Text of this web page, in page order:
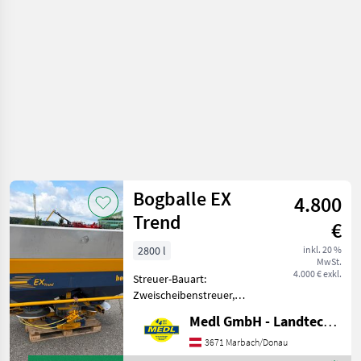
Bogballe EX
Trend
4.800
€
inkl. 20 %
MwSt.
4.000 € exkl.
2800 l
Streuer-Bauart:
Zweischeibenstreuer,
Betätigung,
Grenzstreueinrichtung
Medl GmbH - Landtechnik Großhandel
3671 Marbach/Donau